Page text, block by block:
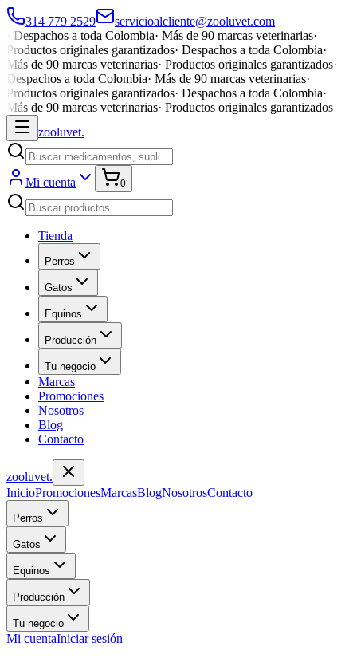
314 779 2529
servicioalcliente@zooluvet.com
Despachos a toda Colombia· Más de 90 marcas veterinarias·
Productos originales garantizados· Despachos a toda Colombia·
Más de 90 marcas veterinarias· Productos originales garantizados·
Despachos a toda Colombia· Más de 90 marcas veterinarias·
Productos originales garantizados· Despachos a toda Colombia·
Más de 90 marcas veterinarias· Productos originales garantizados
zooluvet.
Mi cuenta 0
Tienda
Perros
Gatos
Equinos
Producción
Tu negocio
Marcas
Promociones
Nosotros
Blog
Contacto
zooluvet.
InicioPromocionesMarcasBlogNosotrosContacto
Perros
Gatos
Equinos
Producción
Tu negocio
Mi cuentaIniciar sesión